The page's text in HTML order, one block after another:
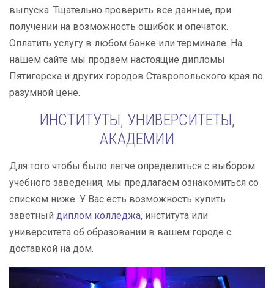
выпуска. Тщательно проверить все данные, при
получении на возможность ошибок и опечаток.
Оплатить услугу в любом банке или терминале. На
нашем сайте мы продаем настоящие дипломы
Пятигорска и других городов Ставропольского края по
разумной цене.
ИНСТИТУТЫ, УНИВЕРСИТЕТЫ,
АКАДЕМИИ
Для того чтобы было легче определиться с выбором
учебного заведения, мы предлагаем ознакомиться со
списком ниже. У Вас есть возможность купить
заветный диплом колледжа, института или
университета об образовании в вашем городе с
доставкой на дом.